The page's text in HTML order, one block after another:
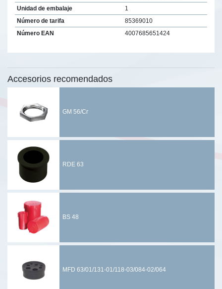
Unidad de embalaje
1
Número de tarifa
85369010
Número EAN
4007685651424
Accesorios recomendados
GM 56/Cr
RDE 63
BS 48
MFD 63/01/131-01/118-03/084-02/064